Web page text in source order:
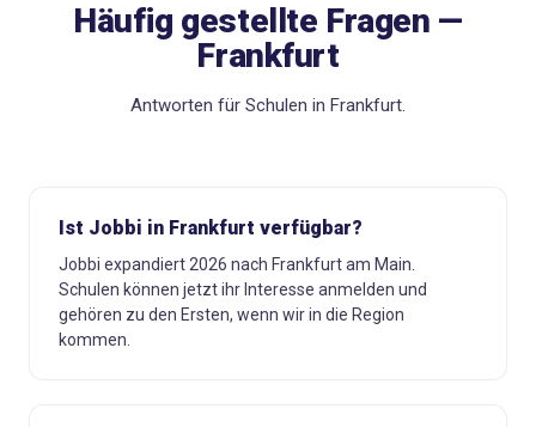
Häufig gestellte Fragen —
Frankfurt
Antworten für Schulen in Frankfurt.
Ist Jobbi in Frankfurt verfügbar?
Jobbi expandiert 2026 nach Frankfurt am Main.
Schulen können jetzt ihr Interesse anmelden und
gehören zu den Ersten, wenn wir in die Region
kommen.